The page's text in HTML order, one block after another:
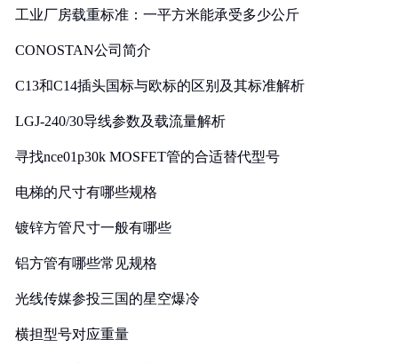
工业厂房载重标准：一平方米能承受多少公斤
CONOSTAN公司简介
C13和C14插头国标与欧标的区别及其标准解析
LGJ-240/30导线参数及载流量解析
寻找nce01p30k MOSFET管的合适替代型号
电梯的尺寸有哪些规格
镀锌方管尺寸一般有哪些
铝方管有哪些常见规格
光线传媒参投三国的星空爆冷
横担型号对应重量